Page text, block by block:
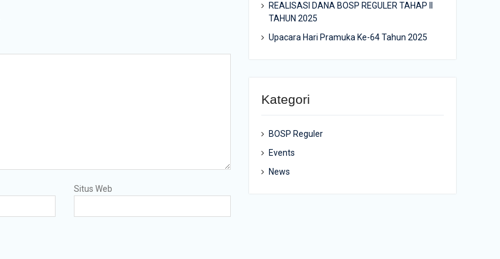
Situs Web
REALISASI DANA BOSP REGULER TAHAP II
TAHUN 2025
Upacara Hari Pramuka Ke-64 Tahun 2025
Kategori
BOSP Reguler
Events
News